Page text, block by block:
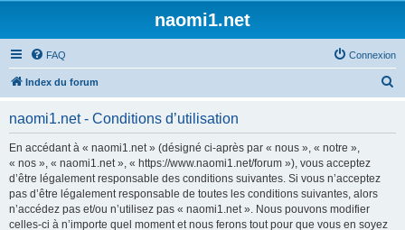
naomi1.net
FAQ Connexion
Index du forum
naomi1.net - Conditions d’utilisation
En accédant à « naomi1.net » (désigné ci-après par « nous », « notre »,
« nos », « naomi1.net », « https://www.naomi1.net/forum »), vous acceptez
d’être légalement responsable des conditions suivantes. Si vous n’acceptez
pas d’être légalement responsable de toutes les conditions suivantes, alors
n’accédez pas et/ou n’utilisez pas « naomi1.net ». Nous pouvons modifier
celles-ci à n’importe quel moment et nous ferons tout pour que vous en soyez